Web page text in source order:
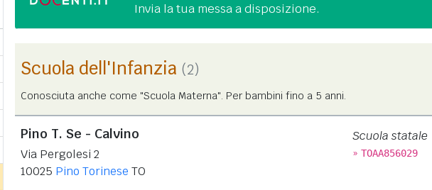
Invia la tua messa a disposizione.
Scuola dell'Infanzia (2)
Conosciuta anche come "Scuola Materna". Per bambini fino a 5 anni.
Pino T. Se - Calvino
Via Pergolesi 2
10025 Pino Torinese TO
Scuola statale
» TOAA856029